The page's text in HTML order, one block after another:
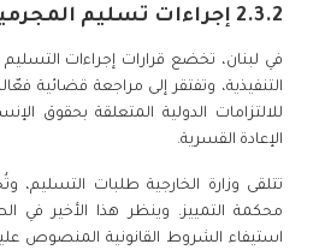
2.3.2 إجراءات تسليم المجرمين
في لبنان، تخضع قرارات إجراءات
التنفيذية، وتفتقر إلى مراجعة قضائية
للالتزامات الدولية المتعلقة بحقوق
الإعادة القسرية.
تتلقى وزارة الخارجية طلبات التسليم،
محكمة التمييز. وينظر هذا الأخير في